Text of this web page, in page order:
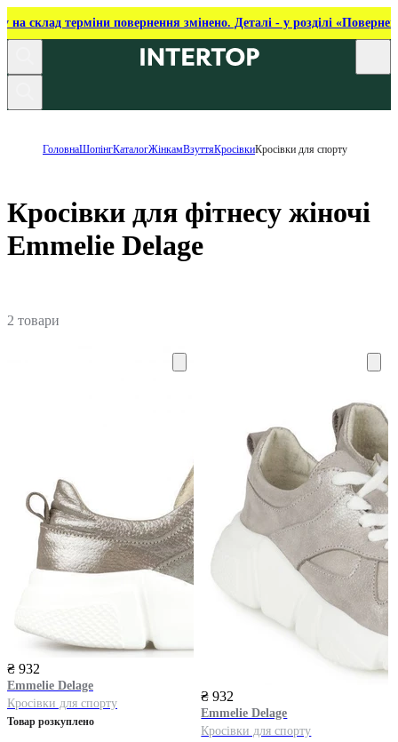
на склад терміни повернення змінено. Деталі - у розділі
ГоловнаШопінгКаталогЖінкамВзуттяКросівкиКросівки для спорту
Кросівки для фітнесу жіночі
Emmelie Delage
2 товари
₴ 932
Emmelie Delage
Кросівки для спорту
Товар розкуплено
₴ 932
Emmelie Delage
Кросівки для спорту